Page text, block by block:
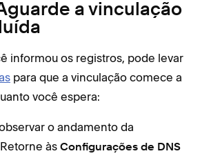
a vinculação
informou os registros, pode levar
para que a vinculação comece a
você espera:
o andamento da
às Configurações de DNS